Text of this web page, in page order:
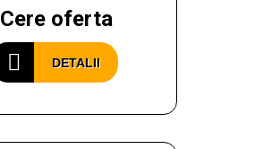
Cere oferta
DETALII